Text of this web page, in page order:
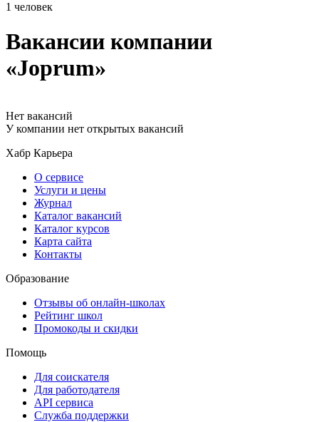
1 человек
Вакансии компании
«Joprum»
Нет вакансий
У компании нет открытых вакансий
Хабр Карьера
О сервисе
Услуги и цены
Журнал
Каталог вакансий
Каталог курсов
Карта сайта
Контакты
Образование
Отзывы об онлайн-школах
Рейтинг школ
Промокоды и скидки
Помощь
Для соискателя
Для работодателя
API сервиса
Служба поддержки